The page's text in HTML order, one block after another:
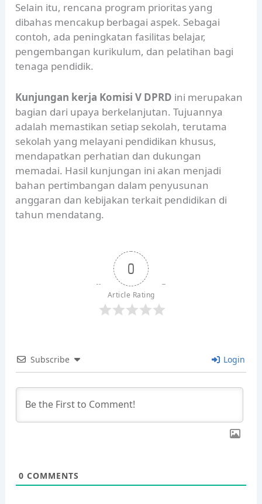
Selain itu, rencana program prioritas yang
dibahas mencakup berbagai aspek. Sebagai
contoh, ada peningkatan fasilitas belajar,
pengembangan kurikulum, dan pelatihan bagi
tenaga pendidik.
Kunjungan kerja Komisi V DPRD ini merupakan
bagian dari upaya berkelanjutan. Tujuannya
adalah memastikan setiap sekolah, terutama
sekolah yang melayani pendidikan khusus,
mendapatkan perhatian dan dukungan
memadai. Hasil kunjungan ini akan menjadi
bahan pertimbangan dalam penyusunan
anggaran dan kebijakan terkait pendidikan di
tahun mendatang.
0
Article Rating
Subscribe Login
0 COMMENTS